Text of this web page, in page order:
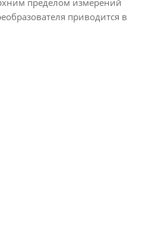
приводится в